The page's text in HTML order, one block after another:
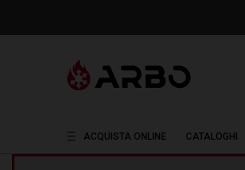
ACQUISTA ONLINE CATALOGHI